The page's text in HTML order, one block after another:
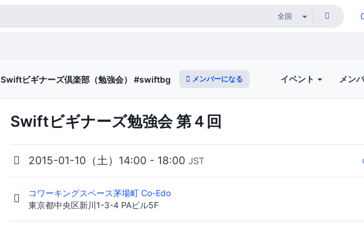
Swiftビギナーズ倶楽部（勉強会） #swiftbg メンバーになる イベント メン
Swiftビギナーズ勉強会 第４回
2015-01-10（土）14:00 - 18:00 JST
コワーキングスペース茅場町 Co-Edo
東京都中央区新川1-3-4 PAビル5F